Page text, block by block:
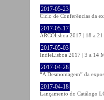
2017-05-23
Ciclo de Conferências da
2017-05-17
ARCOlisboa 2017 | 18 a
2017-05-03
IndieLisboa 2017 | 3 a 14
2017-04-28
“A Desmontagem” da
2017-04-18
Lançamento do Catálogo